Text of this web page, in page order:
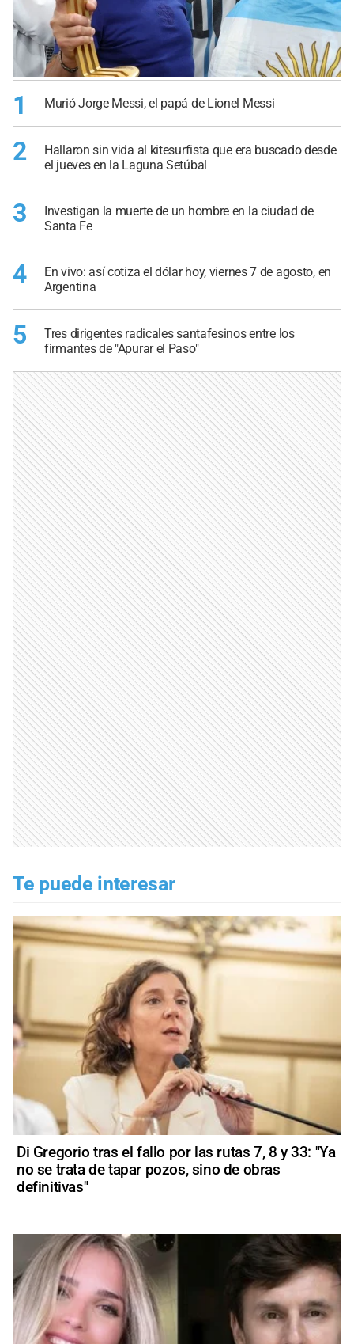
1 Murió Jorge Messi, el papá de Lionel Messi
2
Hallaron sin vida al kitesurfista que era buscado desde
el jueves en la Laguna Setúbal
3
Investigan la muerte de un hombre en la ciudad de
Santa Fe
4
En vivo: así cotiza el dólar hoy, viernes 7 de agosto, en
Argentina
5
Tres dirigentes radicales santafesinos entre los
firmantes de "Apurar el Paso"
Te puede interesar
Di Gregorio tras el fallo por las rutas 7, 8 y 33: "Ya
no se trata de tapar pozos, sino de obras
definitivas"